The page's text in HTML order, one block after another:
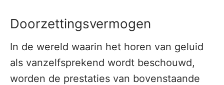
Doorzettingsvermogen
In de wereld waarin het horen van geluid
als vanzelfsprekend wordt beschouwd,
worden de prestaties van bovenstaande